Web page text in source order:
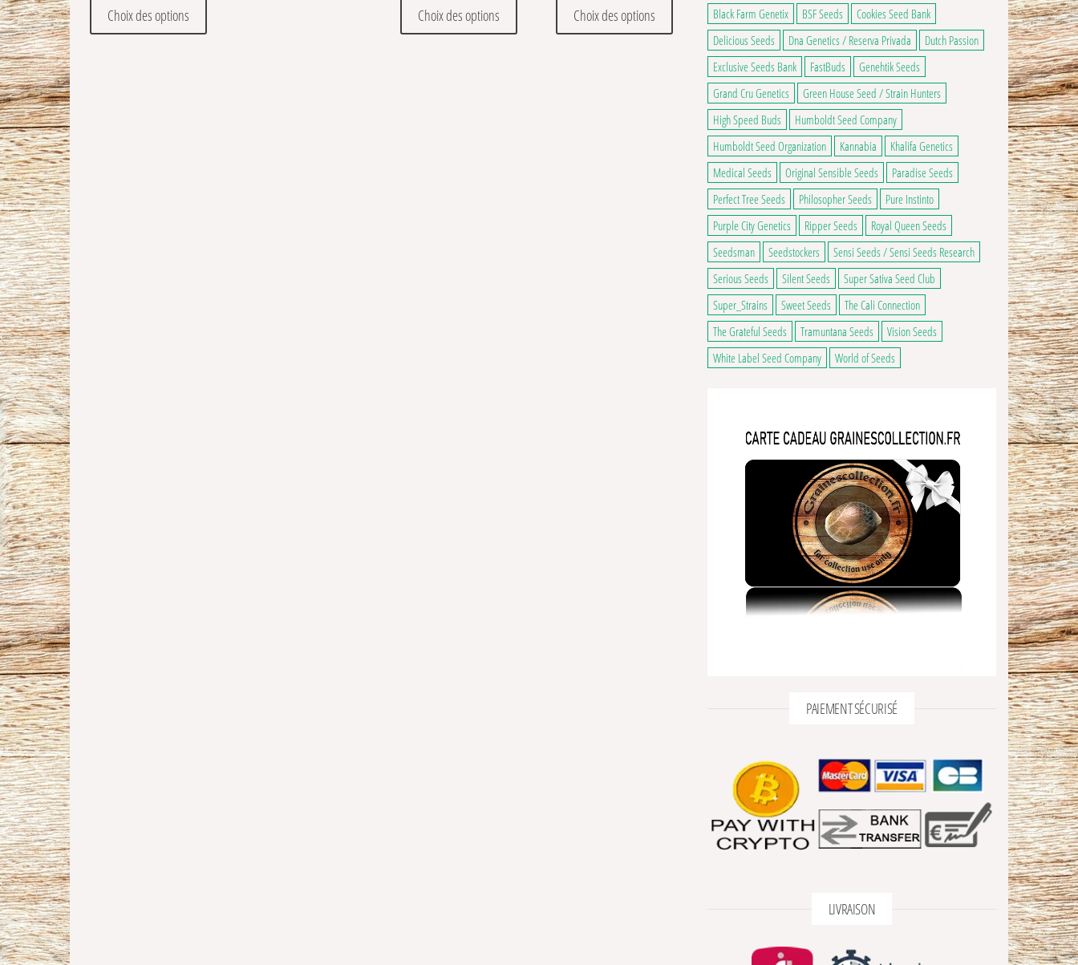
Choix des options Choix des options Choix des options
Black Farm Genetix
BSF Seeds
Cookies Seed Bank
Delicious Seeds
Dna Genetics / Reserva Privada
Dutch Passion
Exclusive Seeds Bank
FastBuds
Genehtik Seeds
Grand Cru Genetics
Green House Seed / Strain Hunters
High Speed Buds
Humboldt Seed Company
Humboldt Seed Organization
Kannabia
Khalifa Genetics
Medical Seeds
Original Sensible Seeds
Paradise Seeds
Perfect Tree Seeds
Philosopher Seeds
Pure Instinto
Purple City Genetics
Ripper Seeds
Royal Queen Seeds
Seedsman
Seedstockers
Sensi Seeds / Sensi Seeds Research
Serious Seeds
Silent Seeds
Super Sativa Seed Club
Super_Strains
Sweet Seeds
The Cali Connection
The Grateful Seeds
Tramuntana Seeds
Vision Seeds
White Label Seed Company
World of Seeds
PAIEMENT SÉCURISÉ
LIVRAISON